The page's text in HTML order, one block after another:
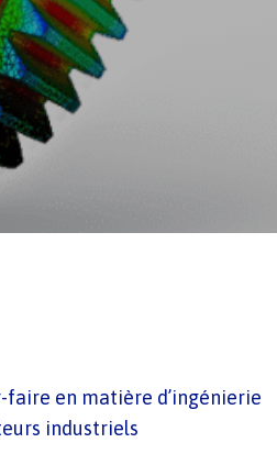
en matière d’ingénierie
industriels